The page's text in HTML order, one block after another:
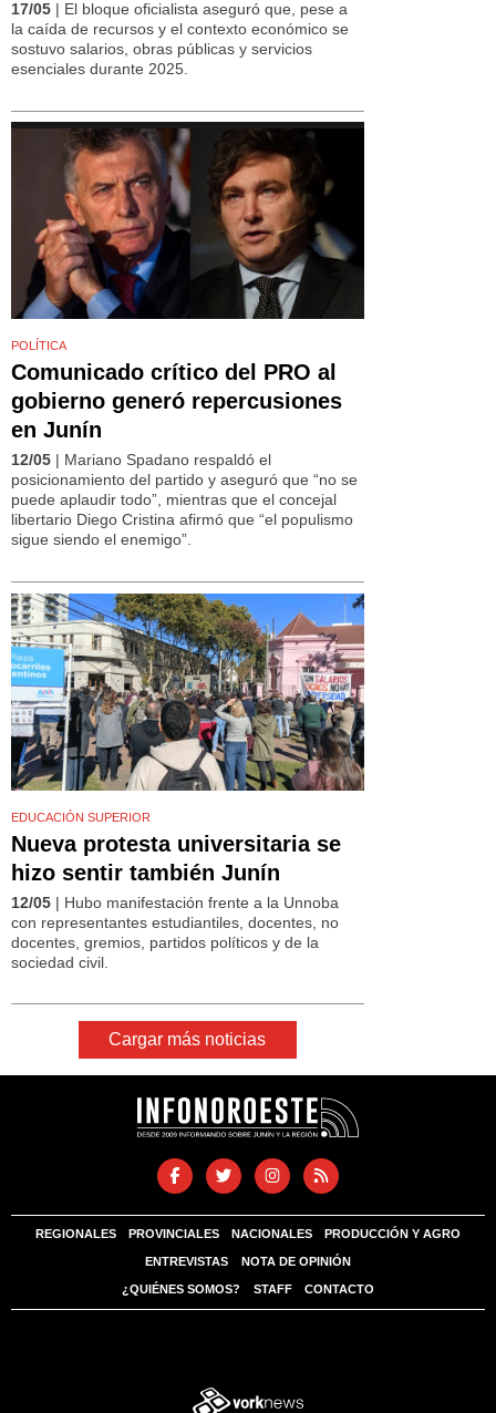
17/05 | El bloque oficialista aseguró que, pese a
la caída de recursos y el contexto económico se
sostuvo salarios, obras públicas y servicios
esenciales durante 2025.
POLÍTICA
Comunicado crítico del PRO al
gobierno generó repercusiones
en Junín
12/05 | Mariano Spadano respaldó el
posicionamiento del partido y aseguró que “no se
puede aplaudir todo”, mientras que el concejal
libertario Diego Cristina afirmó que “el populismo
sigue siendo el enemigo”.
EDUCACIÓN SUPERIOR
Nueva protesta universitaria se
hizo sentir también Junín
12/05 | Hubo manifestación frente a la Unnoba
con representantes estudiantiles, docentes, no
docentes, gremios, partidos políticos y de la
sociedad civil.
Cargar más noticias
REGIONALES PROVINCIALES NACIONALES PRODUCCIÓN Y AGRO
ENTREVISTAS NOTA DE OPINIÓN
¿QUIÉNES SOMOS? STAFF CONTACTO